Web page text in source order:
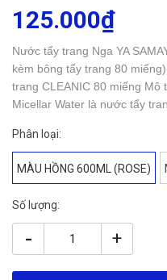
125.000₫
Nước tẩy trang Nga YA
kèm bông tẩy trang 80
trang CLEANIC 80 miếng Mô
Micellar Water là nước tẩy
Phân loại:
MÀU HỒNG 600ML (ROSE)
Số lượng:
- +